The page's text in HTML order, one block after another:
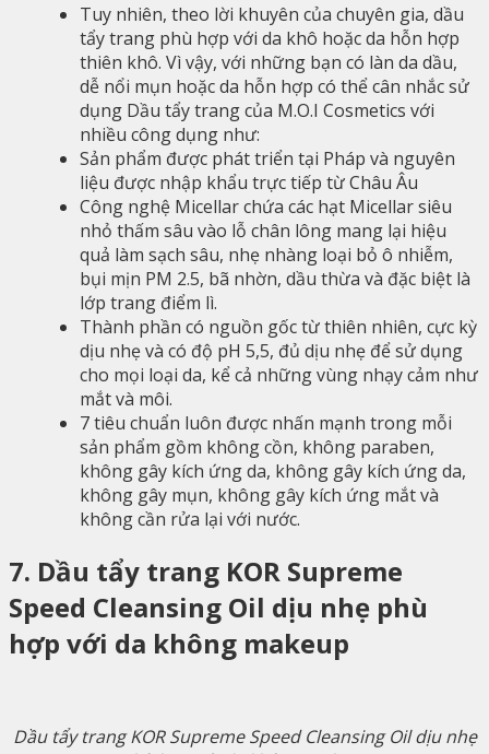
Tuy nhiên, theo lời khuyên của chuyên gia, dầu
tẩy trang phù hợp với da khô hoặc da hỗn hợp
thiên khô. Vì vậy, với những bạn có làn da dầu,
dễ nổi mụn hoặc da hỗn hợp có thể cân nhắc sử
dụng Dầu tẩy trang của M.O.I Cosmetics với
nhiều công dụng như:
Sản phẩm được phát triển tại Pháp và nguyên
liệu được nhập khẩu trực tiếp từ Châu Âu
Công nghệ Micellar chứa các hạt Micellar siêu
nhỏ thấm sâu vào lỗ chân lông mang lại hiệu
quả làm sạch sâu, nhẹ nhàng loại bỏ ô nhiễm,
bụi mịn PM 2.5, bã nhờn, dầu thừa và đặc biệt là
lớp trang điểm lì.
Thành phần có nguồn gốc từ thiên nhiên, cực kỳ
dịu nhẹ và có độ pH 5,5, đủ dịu nhẹ để sử dụng
cho mọi loại da, kể cả những vùng nhạy cảm như
mắt và môi.
7 tiêu chuẩn luôn được nhấn mạnh trong mỗi
sản phẩm gồm không cồn, không paraben,
không gây kích ứng da, không gây kích ứng da,
không gây mụn, không gây kích ứng mắt và
không cần rửa lại với nước.
7. Dầu tẩy trang KOR Supreme
Speed Cleansing Oil dịu nhẹ phù
hợp với da không makeup
Dầu tẩy trang KOR Supreme Speed Cleansing Oil dịu nhẹ